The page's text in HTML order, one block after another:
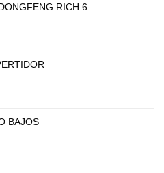
RICH 6
BAJOS